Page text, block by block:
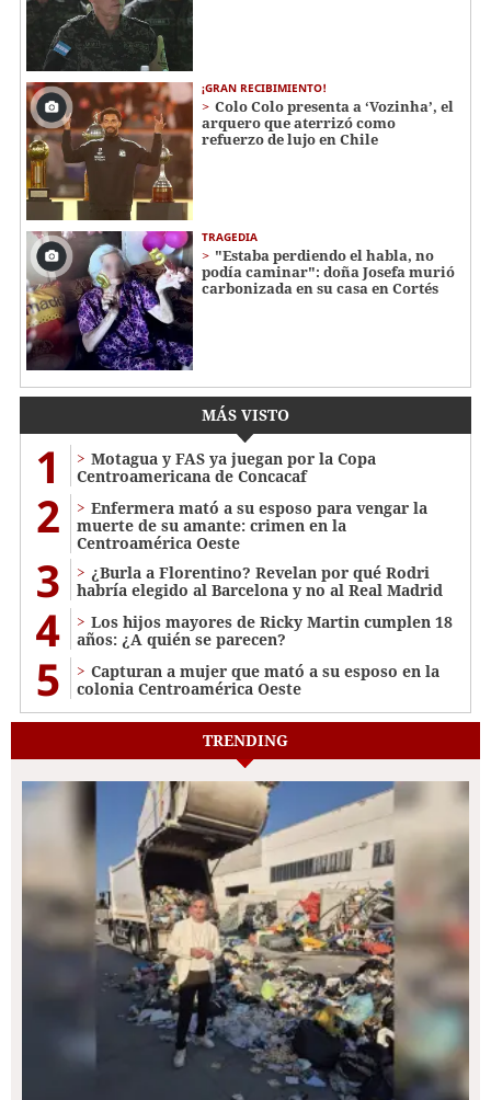
¡GRAN RECIBIMIENTO!
Colo Colo presenta a ‘Vozinha’, el
arquero que aterrizó como
refuerzo de lujo en Chile
TRAGEDIA
"Estaba perdiendo el habla, no
podía caminar": doña Josefa murió
carbonizada en su casa en Cortés
MÁS VISTO
1
Motagua y FAS ya juegan por la Copa
Centroamericana de Concacaf
2
Enfermera mató a su esposo para vengar la
muerte de su amante: crimen en la
Centroamérica Oeste
3
¿Burla a Florentino? Revelan por qué Rodri
habría elegido al Barcelona y no al Real Madrid
4
Los hijos mayores de Ricky Martin cumplen 18
años: ¿A quién se parecen?
5
Capturan a mujer que mató a su esposo en la
colonia Centroamérica Oeste
TRENDING